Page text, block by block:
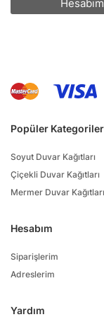
Popüler Kategoriler
Soyut Duvar Kağıtları
Çiçekli Duvar Kağıtları
Mermer Duvar Kağıtları
Hesabım
Siparişlerim
Adreslerim
Yardım
Hesabım